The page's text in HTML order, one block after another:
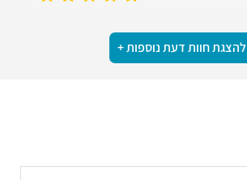
להצגת חוות דעת נוספות +